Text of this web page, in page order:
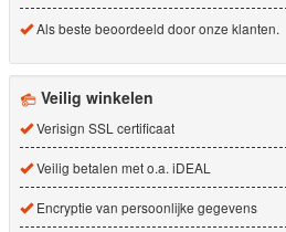
Als beste beoordeeld door onze klanten.
Veilig winkelen
Verisign SSL certificaat
Veilig betalen met o.a. iDEAL
Encryptie van persoonlijke gegevens